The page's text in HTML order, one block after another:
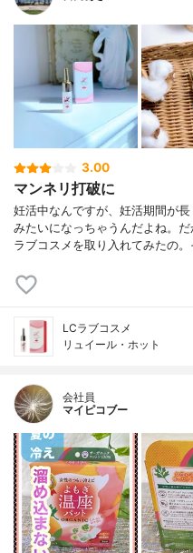
3.00
マンネリ打破に
妊活中なんですが、妊活期間が
みたいになっちゃうんだよね。
ラブコスメを取り入れてみたの
LCラブコスメ
リュイール・ホット
会社員
マイピコブー